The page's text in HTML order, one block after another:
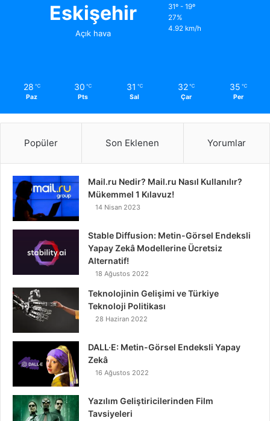
Eskişehir
Açık hava
31º - 19º
27%
4.92 km/h
28 ℃
Paz
30 ℃
Pts
31 ℃
Sal
32 ℃
Çar
35 ℃
Per
Popüler Son Eklenen Yorumlar
Mail.ru Nedir? Mail.ru Nasıl Kullanılır?
Mükemmel 1 Kılavuz!
14 Nisan 2023
Stable Diffusion: Metin-Görsel Endeksli
Yapay Zekâ Modellerine Ücretsiz
Alternatif!
18 Ağustos 2022
Teknolojinin Gelişimi ve Türkiye
Teknoloji Politikası
28 Haziran 2022
DALL·E: Metin-Görsel Endeksli Yapay
Zekâ
16 Ağustos 2022
Yazılım Geliştiricilerinden Film
Tavsiyeleri